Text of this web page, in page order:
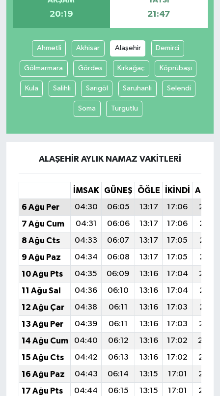
20:19 21:47
Ahmetli Akhisar Alaşehir Demirci
Gölmarmara Gördes Kırkağaç Köprübaşı
Kula Salihli Sarıgöl Saruhanlı Selendi
Soma Turgutlu
ALAŞEHIR AYLIK NAMAZ VAKITLERI
İMSAK GÜNEŞ ÖĞLE İKINDI
6 Ağu Per
04:30 06:05 13:17 17:06
20:19
7 Ağu Cum
04:31 06:06 13:17 17:06
20:18
8 Ağu Cts
04:33 06:07 13:17 17:05
20:16
9 Ağu Paz
04:34 06:08 13:17 17:05
20:15
10 Ağu Pts
04:35 06:09 13:16 17:04
20:14
11 Ağu Sal
04:36 06:10 13:16 17:04
20:13
12 Ağu Çar
04:38 06:11 13:16 17:03
20:12
13 Ağu Per
04:39 06:11 13:16 17:03
20:10
14 Ağu Cum
04:40 06:12 13:16 17:02
15 Ağu Cts
04:42 06:13 13:16 17:02
16 Ağu Paz
04:43 06:14 13:15 17:01
17 Ağu Pts
04:44 06:15 13:15 17:01